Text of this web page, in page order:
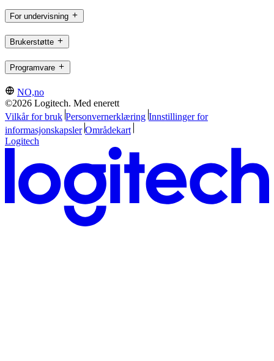
For undervisning
Brukerstøtte
Programvare
NO,no
©2026 Logitech. Med enerett
Vilkår for bruk Personvernerklæring Innstillinger for
informasjonskapsler Områdekart
Logitech